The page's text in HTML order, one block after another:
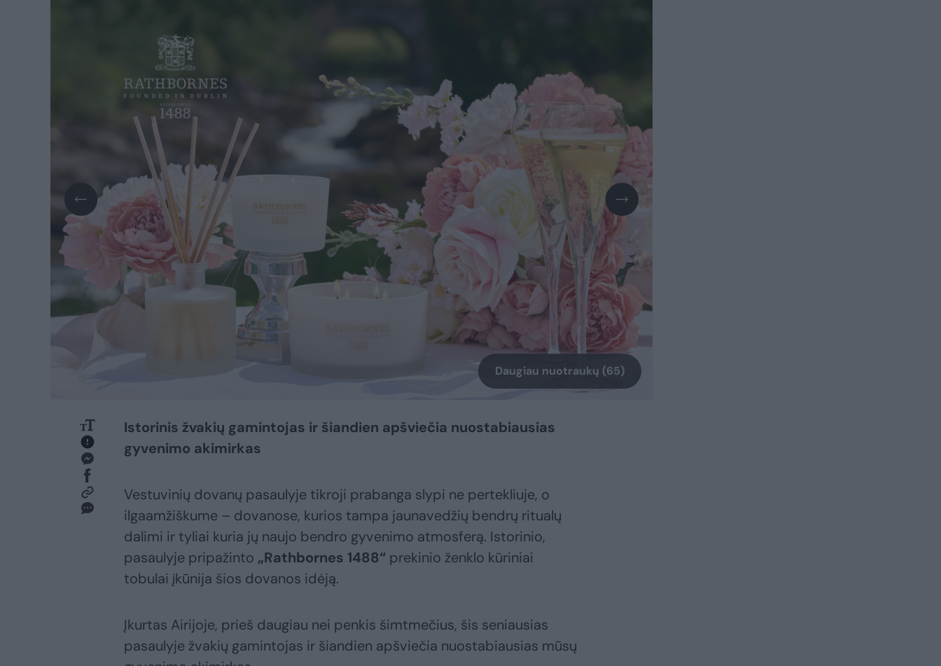
Daugiau nuotraukų (65)
Istorinis žvakių gamintojas ir šiandien apšviečia nuostabiausias
gyvenimo akimirkas
Vestuvinių dovanų pasaulyje tikroji prabanga slypi ne pertekliuje, o
ilgaamžiškume – dovanose, kurios tampa jaunavedžių bendrų ritualų
dalimi ir tyliai kuria jų naujo bendro gyvenimo atmosferą. Istorinio,
pasaulyje pripažinto „Rathbornes 1488“ prekinio ženklo kūriniai
tobulai įkūnija šios dovanos idėją.
Įkurtas Airijoje, prieš daugiau nei penkis šimtmečius, šis seniausias
pasaulyje žvakių gamintojas ir šiandien apšviečia nuostabiausias mūsų